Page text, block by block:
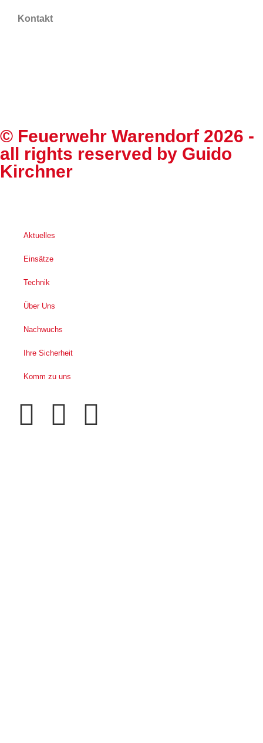
Kontakt
© Feuerwehr Warendorf 2026 -
all rights reserved by Guido
Kirchner
Aktuelles
Einsätze
Technik
Über Uns
Nachwuchs
Ihre Sicherheit
Komm zu uns